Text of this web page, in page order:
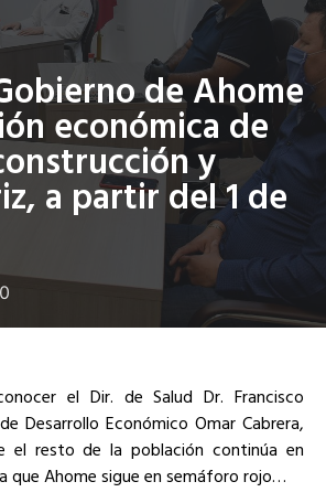
de Ahome
económica de
y
a partir del 1 de
el Dir. de Salud Dr. Francisco
Desarrollo Económico Omar Cabrera,
el resto de la población continúa en
que Ahome sigue en semáforo rojo…